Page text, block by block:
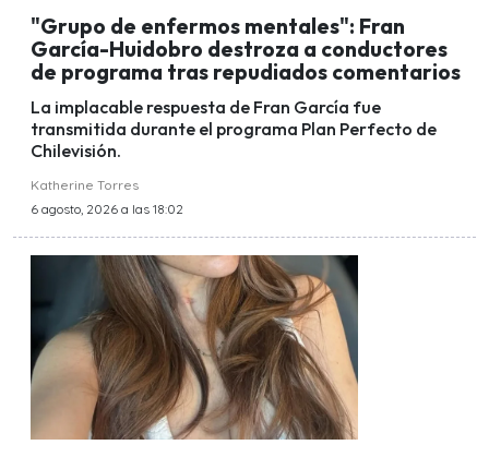
"Grupo de enfermos mentales": Fran
García-Huidobro destroza a conductores
de programa tras repudiados comentarios
La implacable respuesta de Fran García fue
transmitida durante el programa Plan Perfecto de
Chilevisión.
Katherine Torres
6 agosto, 2026 a las 18:02